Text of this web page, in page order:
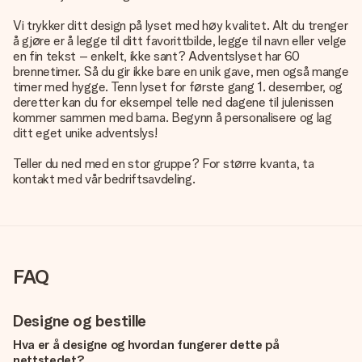
Vi trykker ditt design på lyset med høy kvalitet. Alt du trenger
å gjøre er å legge til ditt favorittbilde, legge til navn eller velge
en fin tekst – enkelt, ikke sant? Adventslyset har 60
brennetimer. Så du gir ikke bare en unik gave, men også mange
timer med hygge. Tenn lyset for første gang 1. desember, og
deretter kan du for eksempel telle ned dagene til julenissen
kommer sammen med barna. Begynn å personalisere og lag
ditt eget unike adventslys!
Teller du ned med en stor gruppe? For større kvanta, ta
kontakt med vår bedriftsavdeling.
FAQ
Designe og bestille
Hva er å designe og hvordan fungerer dette på